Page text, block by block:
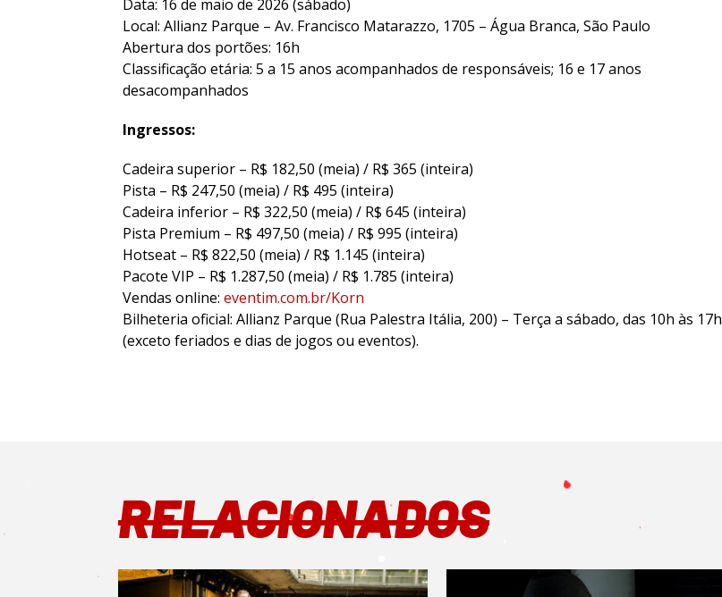
Data: 16 de maio de 2026 (sábado)
Local: Allianz Parque – Av. Francisco Matarazzo, 1705 – Água Branca, São Paulo
Abertura dos portões: 16h
Classificação etária: 5 a 15 anos acompanhados de responsáveis; 16 e 17 anos
desacompanhados
Ingressos:
Cadeira superior – R$ 182,50 (meia) / R$ 365 (inteira)
Pista – R$ 247,50 (meia) / R$ 495 (inteira)
Cadeira inferior – R$ 322,50 (meia) / R$ 645 (inteira)
Pista Premium – R$ 497,50 (meia) / R$ 995 (inteira)
Hotseat – R$ 822,50 (meia) / R$ 1.145 (inteira)
Pacote VIP – R$ 1.287,50 (meia) / R$ 1.785 (inteira)
Vendas online: eventim.com.br/Korn
Bilheteria oficial: Allianz Parque (Rua Palestra Itália, 200) – Terça a sábado, das 10h às 17h
(exceto feriados e dias de jogos ou eventos).
RELACIONADOS